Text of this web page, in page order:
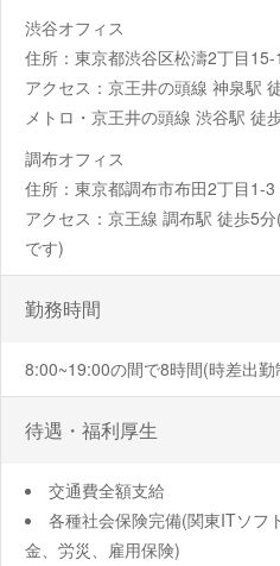
渋谷オフィス
住所：東京都渋谷区松濤2丁目
アクセス：京王井の頭線 神泉駅
メトロ・京王井の頭線 渋谷駅 徒
調布オフィス
住所：東京都調布市布田2丁目1-3
アクセス：京王線 調布駅 徒歩5
です)
勤務時間
8:00~19:00の間で8時間(時差出勤
待遇・福利厚生
交通費全額支給
各種社会保険完備(関東ITソフ
金、労災、雇用保険)